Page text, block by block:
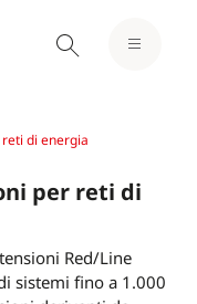
di energia
per reti di
Red/Line
sistemi fino a 1.000